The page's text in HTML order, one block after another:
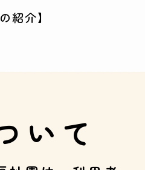
紹介】
いて